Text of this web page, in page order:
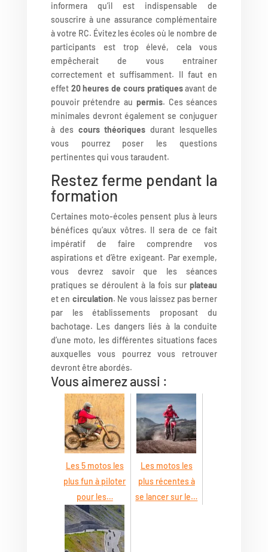
informera qu’il est indispensable de
souscrire à une assurance complémentaire
à votre RC. Évitez les écoles où le nombre de
participants est trop élevé, cela vous
empêcherait de vous entrainer
correctement et suffisamment. Il faut en
effet 20 heures de cours pratiquesavant de
pouvoir prétendre au permis. Ces séances
minimales devront également se conjuguer
à des cours théoriques durant lesquelles
vous pourrez poser les questions
pertinentes qui vous taraudent.
Restez ferme pendant la
formation
Certaines moto-écoles pensent plus à leurs
bénéfices qu’aux vôtres. Il sera de ce fait
impératif de faire comprendre vos
aspirations et d’être exigeant. Par exemple,
vous devrez savoir que les séances
pratiques se déroulent à la fois surplateau
et en circulation. Ne vous laissez pas berner
par les établissements proposant du
bachotage. Les dangers liés à la conduite
d’une moto, les différentes situations faces
auxquelles vous pourrez vous retrouver
devront être abordés.
Vous aimerez aussi :
Les 5 motos les
plus fun à piloter
pour les…
Les motos les
plus récentes à
se lancer sur le…